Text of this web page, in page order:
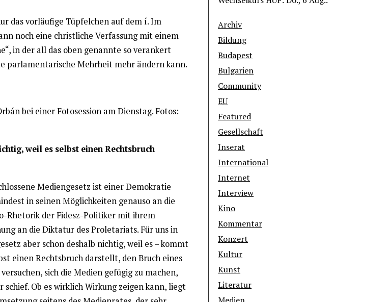
das vorläufige Tüpfelchen auf dem í. Im
noch eine christliche Verfassung mit einem
in der all das oben genannte so verankert
parlamentarische Mehrheit mehr ändern kann.
bei einer Fotosession am Dienstag. Fotos:
weil es selbst einen Rechtsbruch
Mediengesetz ist einer Demokratie
in seinen Möglichkeiten genauso an die
Rhetorik der Fidesz-Politiker mit ihrem
an die Diktatur des Proletariats. Für uns in
aber schon deshalb nichtig, weil es – kommt
einen Rechtsbruch darstellt, den Bruch eines
sich die Medien gefügig zu machen,
schief. Ob es wirklich Wirkung zeigen kann, liegt
Archiv
Bildung
Budapest
Bulgarien
Community
EU
Featured
Gesellschaft
Inserat
International
Internet
Interview
Kino
Kommentar
Konzert
Kultur
Kunst
Literatur